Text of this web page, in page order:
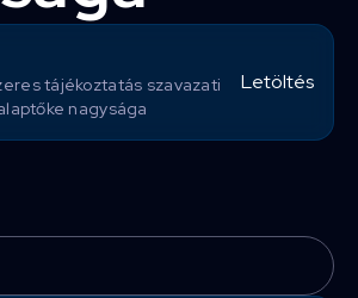
tájékoztatás szavazati
nagysága
Letöltés